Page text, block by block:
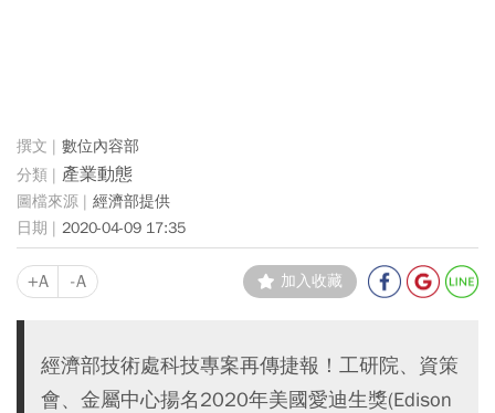
數位內容部
產業動態
經濟部提供
2020-04-09 17:35
+A -A 加入收藏
經濟部技術處科技專案再傳捷報！工研院、資策
會、金屬中心揚名2020年美國愛迪生獎(Edison